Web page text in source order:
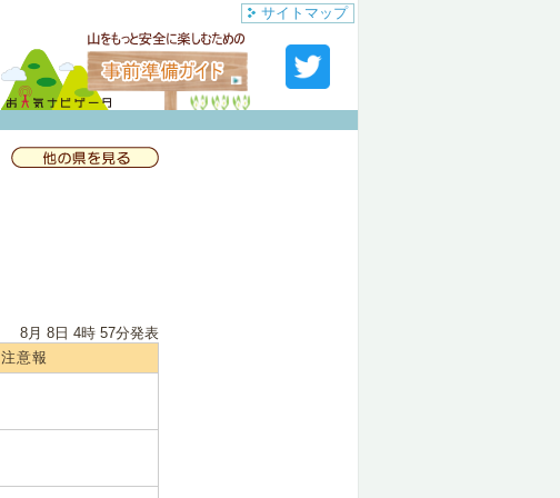
サイトマップ
8月 8日 4時 57分発表
注意報